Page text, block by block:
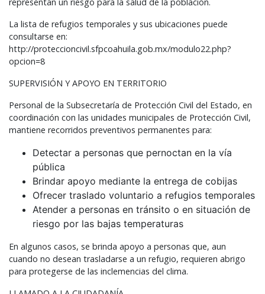
representan un riesgo para la salud de la población.
La lista de refugios temporales y sus ubicaciones puede
consultarse en:
http://proteccioncivil.sfpcoahuila.gob.mx/modulo22.php?
opcion=8
SUPERVISIÓN YAPOYO EN TERRITORIO
Personal de la Subsecretaría de Protección Civil del Estado, en
coordinación con las unidades municipales de Protección Civil,
mantiene recorridos preventivos permanentes para:
Detectar a personas que pernoctan en la vía
pública
Brindar apoyo mediante la entrega de cobijas
Ofrecer traslado voluntario a refugios temporales
Atender a personas en tránsito o en situación de
riesgo por las bajas temperaturas
En algunos casos, se brinda apoyo a personas que, aun
cuando no desean trasladarse a un refugio, requieren abrigo
para protegerse de las inclemencias del clima.